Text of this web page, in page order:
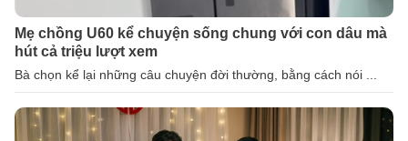
Mẹ chồng U60 kể chuyện sống chung với con dâu mà
hút cả triệu lượt xem
Bà chọn kể lại những câu chuyện đời thường, bằng cách nói ...